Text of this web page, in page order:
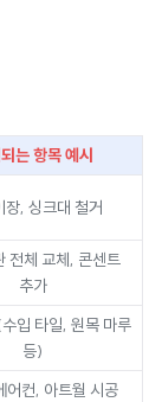
는 항목 예시
장, 싱크대 철거
전체 교체, 콘센트
추가
입 타일, 원목 마루
등)
어컨, 아트월 시공